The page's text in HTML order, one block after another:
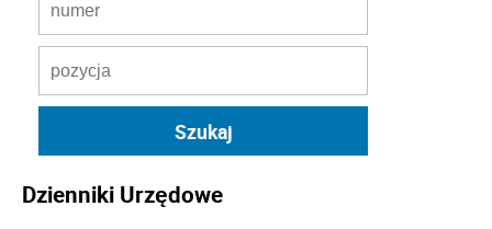
Dzienniki Urzędowe